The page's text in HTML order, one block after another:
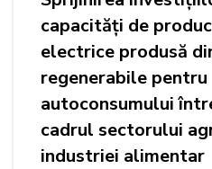
capacități de
electrice produsă
regenerabile pentru
autoconsumului
cadrul sectorului
industriei alimentar